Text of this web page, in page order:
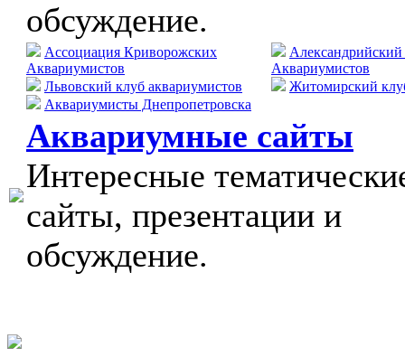
обсуждение.
Ассоциация Криворожских
Аквариумистов
Львовский клуб аквариумистов
Аквариумисты Днепропетровска
Аквариумистов
Житомирский
Аквариумные сайты
Интересные
сайты, презентации и
обсуждение.